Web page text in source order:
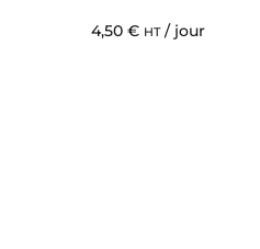
4,50 € HT/ jour